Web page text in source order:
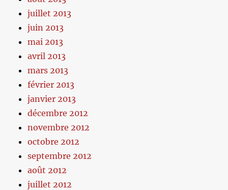
juillet 2013
juin 2013
mai 2013
avril 2013
mars 2013
février 2013
janvier 2013
décembre 2012
novembre 2012
octobre 2012
septembre 2012
août 2012
juillet 2012